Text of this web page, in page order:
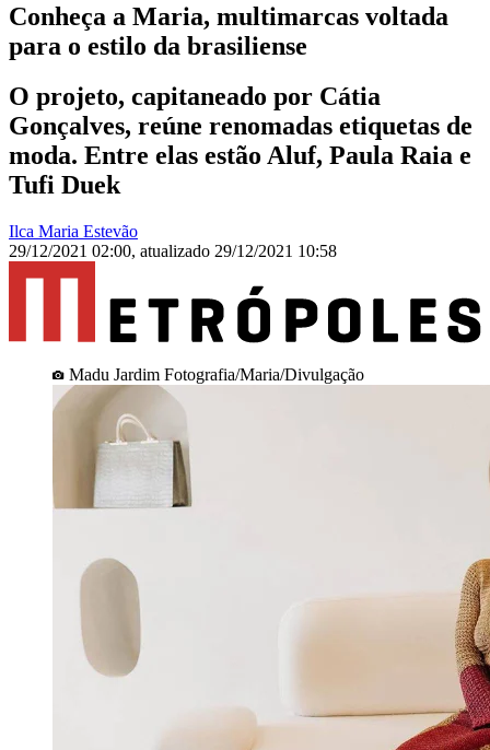
Conheça a Maria, multimarcas voltada
para o estilo da brasiliense
O projeto, capitaneado por Cátia
Gonçalves, reúne renomadas etiquetas de
moda. Entre elas estão Aluf, Paula Raia e
Tufi Duek
Ilca Maria Estevão
29/12/2021 02:00, atualizado 29/12/2021 10:58
Madu Jardim Fotografia/Maria/Divulgação